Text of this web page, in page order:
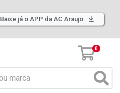
Baixe já o APP da AC Araujo
0